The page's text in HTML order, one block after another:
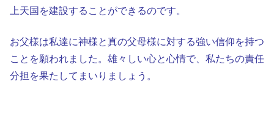
上天国を建設することができるのです。
お父様は私達に神様と真の父母様に対する強い信仰を持つ
ことを願われました。雄々しい心と心情で、私たちの責任
分担を果たしてまいりましょう。